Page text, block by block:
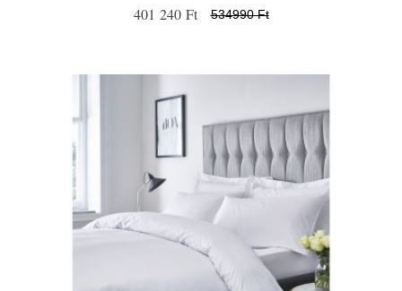
401 240 Ft 534990 Ft